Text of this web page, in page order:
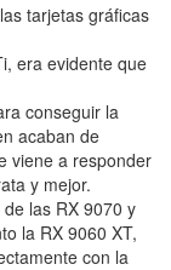
tarjetas gráficas
era evidente que
conseguir la
acaban de
viene a responder
y mejor.
las RX 9070 y
la RX 9060 XT,
con la